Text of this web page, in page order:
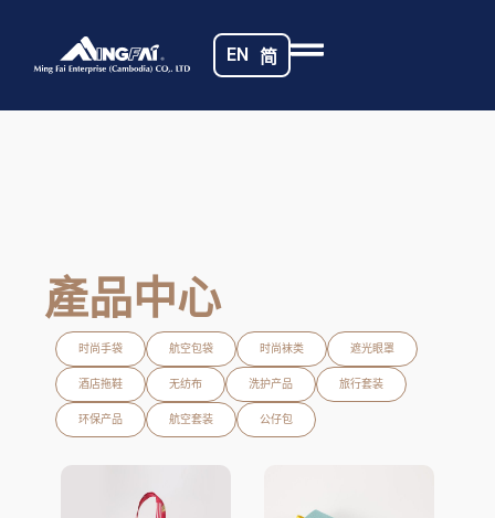
EN 简
產品中心
时尚手袋 航空包袋 时尚袜类 遮光眼罩
酒店拖鞋 无纺布 洗护产品 旅行套装
环保产品 航空套装 公仔包